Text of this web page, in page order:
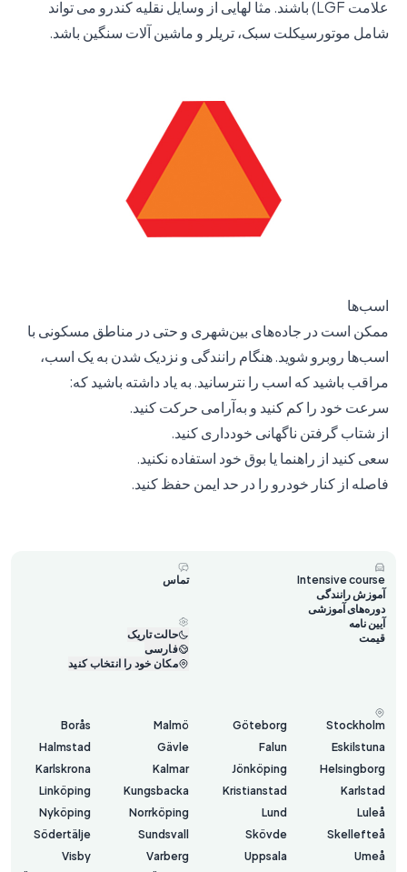
علامت LGF) باشند. مثا لهایی از وسایل نقلیه کندرو می تواند
شامل موتورسیکلت سبک، تریلر و ماشین آلات سنگین باشد.
اسب‌ها
ممکن است در جاده‌های بین‌شهری و حتی در مناطق مسکونی با
اسب‌ها روبرو شوید. هنگام رانندگی و نزدیک شدن به یک اسب،
مراقب باشید که اسب را نترسانید. به یاد داشته باشید که:
سرعت خود را کم کنید و به‌آرامی حرکت کنید.
از شتاب گرفتن ناگهانی خودداری کنید.
سعی کنید از راهنما یا بوق خود استفاده نکنید.
فاصله از کنار خودرو را در حد ایمن حفظ کنید.
Intensive course
آموزش رانندگی
دوره‌های آموزشی
آیین نامه
قیمت
تماس
حالت تاریک
فارسی
مکان خود را انتخاب کنید
Stockholm
Göteborg
Malmö
Borås
Eskilstuna
Falun
Gävle
Halmstad
Helsingborg
Jönköping
Kalmar
Karlskrona
Karlstad
Kristianstad
Kungsbacka
Linköping
Luleå
Lund
Norrköping
Nyköping
Skellefteå
Skövde
Sundsvall
Södertälje
Umeå
Uppsala
Varberg
Visby